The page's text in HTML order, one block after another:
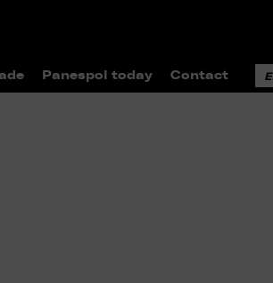
Panespol today Contact